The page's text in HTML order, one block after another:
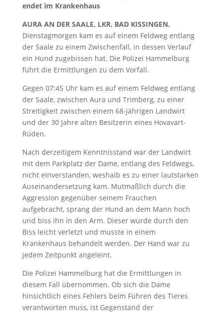
endet im Krankenhaus
AURA AN DER SAALE, LKR. BAD KISSINGEN.
Dienstagmorgen kam es auf einem Feldweg entlang
der Saale zu einem Zwischenfall, in dessen Verlauf
ein Hund zugebissen hat. Die Polizei Hammelburg
führt die Ermittlungen zu dem Vorfall.
Gegen 07:45 Uhr kam es auf einem Feldweg entlang
der Saale, zwischen Aura und Trimberg, zu einer
Streitigkeit zwischen einem 68-jährigen Landwirt
und der 30 Jahre alten Besitzerin eines Hovavart-
Rüden.
Nach derzeitigem Kenntnisstand war der Landwirt
mit dem Parkplatz der Dame, entlang des Feldwegs,
nicht einverstanden, weshalb es zu einer lautstarken
Auseinandersetzung kam. Mutmaßlich durch die
Aggression gegenüber seinem Frauchen
aufgebracht, sprang der Hund an dem Mann hoch
und biss ihn in den Arm. Dieser wurde durch den
Biss leicht verletzt und musste in einem
Krankenhaus behandelt werden. Der Hand war zu
jedem Zeitpunkt angeleint.
Die Polizei Hammelburg hat die Ermittlungen in
diesem Fall übernommen. Ob sich die Dame
hinsichtlich eines Fehlers beim Führen des Tieres
verantworten muss, ist Gegenstand der